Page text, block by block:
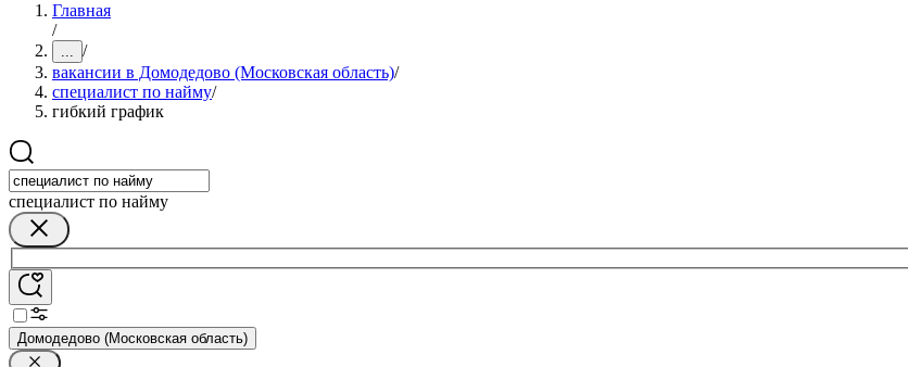
Главная
/
... /
вакансии в Домодедово (Московская область)/
специалист по найму/
гибкий график
специалист по найму
Домодедово (Московская область)